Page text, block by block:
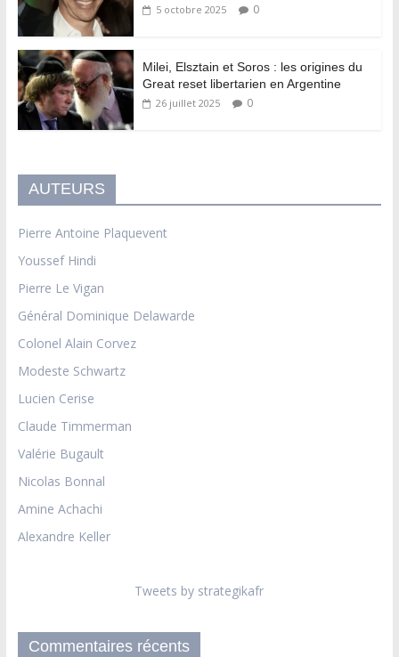
5 octobre 2025 0
Milei, Elsztain et Soros : les origines du
Great reset libertarien en Argentine
26 juillet 2025 0
AUTEURS
Pierre Antoine Plaquevent
Youssef Hindi
Pierre Le Vigan
Général Dominique Delawarde
Colonel Alain Corvez
Modeste Schwartz
Lucien Cerise
Claude Timmerman
Valérie Bugault
Nicolas Bonnal
Amine Achachi
Alexandre Keller
Tweets by strategikafr
Commentaires récents